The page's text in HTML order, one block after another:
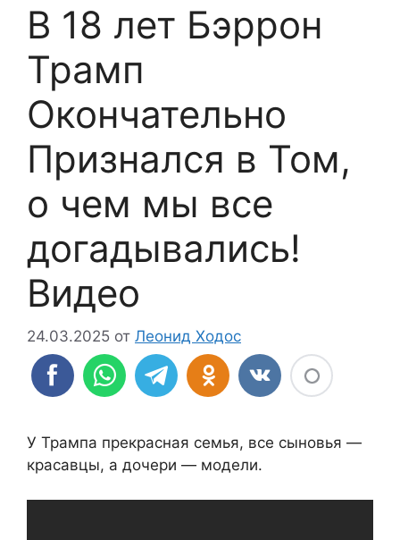
В 18 лет Бэррон
Трамп
Окончательно
Признался в Том,
о чем мы все
догадывались!
Видео
24.03.2025 от Леонид Ходос
У Трампа прекрасная семья, все сыновья —
красавцы, а дочери — модели.